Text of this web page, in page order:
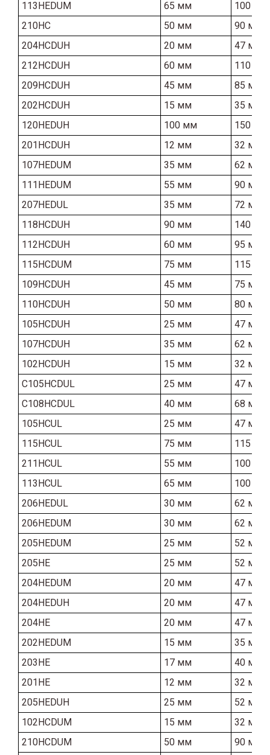
113HEDUM 65 мм
100 мм
210HC
50 мм
90 мм
204HCDUH
20 мм
47 мм
212HCDUH
60 мм
110 мм
209HCDUH
45 мм
85 мм
202HCDUH
15 мм
35 мм
120HEDUH
100 мм
150 мм
201HCDUH
12 мм
32 мм
107HEDUM
35 мм
62 мм
111HEDUM
55 мм
90 мм
207HEDUL
35 мм
72 мм
118HCDUH
90 мм
140 мм
112HCDUH
60 мм
95 мм
115HCDUM
75 мм
115 мм
109HCDUH
45 мм
75 мм
110HCDUH
50 мм
80 мм
105HCDUH
25 мм
47 мм
107HCDUH
35 мм
62 мм
102HCDUH
15 мм
32 мм
C105HCDUL
25 мм
47 мм
C108HCDUL
40 мм
68 мм
105HCUL
25 мм
47 мм
115HCUL
75 мм
115 мм
211HCUL
55 мм
100 мм
113HCUL
65 мм
100 мм
206HEDUL
30 мм
62 мм
206HEDUM
30 мм
62 мм
205HEDUM
25 мм
52 мм
205HE
25 мм
52 мм
204HEDUM
20 мм
47 мм
204HEDUH
20 мм
47 мм
204HE
20 мм
47 мм
202HEDUM
15 мм
35 мм
203HE
17 мм
40 мм
201HE
12 мм
32 мм
205HEDUH
25 мм
52 мм
102HCDUM
15 мм
32 мм
210HCDUM
50 мм
90 мм